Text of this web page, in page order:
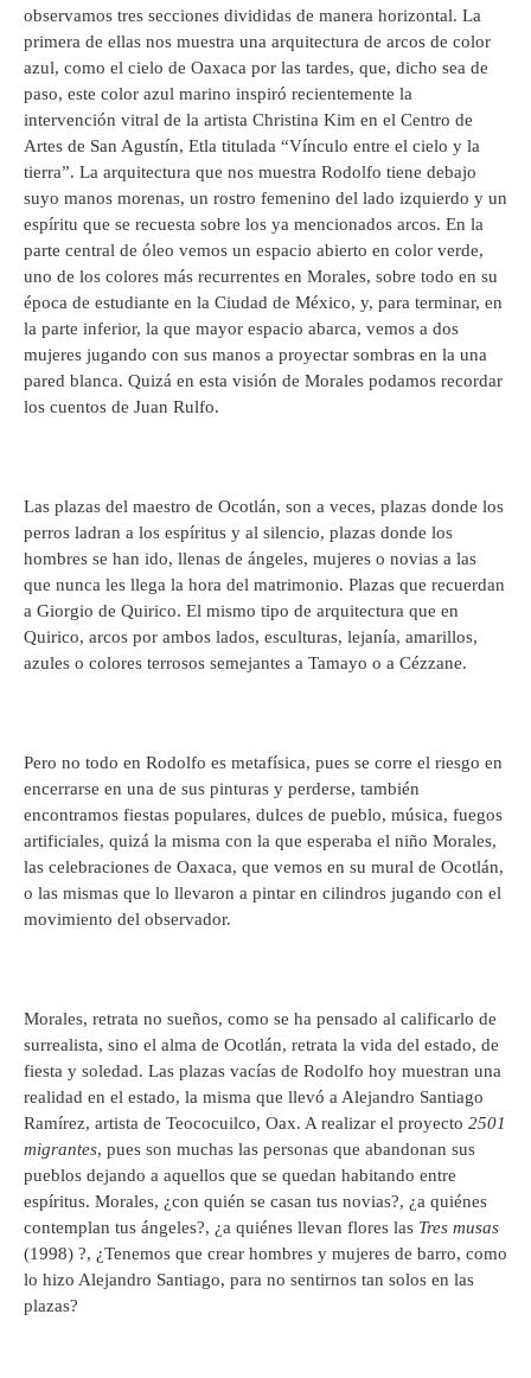
observamos tres secciones divididas de manera horizontal. La
primera de ellas nos muestra una arquitectura de arcos de color
azul, como el cielo de Oaxaca por las tardes, que, dicho sea de
paso, este color azul marino inspiró recientemente la
intervención vitral de la artista Christina Kim en el Centro de
Artes de San Agustín, Etla titulada “Vínculo entre el cielo y la
tierra”. La arquitectura que nos muestra Rodolfo tiene debajo
suyo manos morenas, un rostro femenino del lado izquierdo y un
espíritu que se recuesta sobre los ya mencionados arcos. En la
parte central de óleo vemos un espacio abierto en color verde,
uno de los colores más recurrentes en Morales, sobre todo en su
época de estudiante en la Ciudad de México, y, para terminar, en
la parte inferior, la que mayor espacio abarca, vemos a dos
mujeres jugando con sus manos a proyectar sombras en la una
pared blanca. Quizá en esta visión de Morales podamos recordar
los cuentos de Juan Rulfo.
Las plazas del maestro de Ocotlán, son a veces, plazas donde los
perros ladran a los espíritus y al silencio, plazas donde los
hombres se han ido, llenas de ángeles, mujeres o novias a las
que nunca les llega la hora del matrimonio. Plazas que recuerdan
a Giorgio de Quirico. El mismo tipo de arquitectura que en
Quirico, arcos por ambos lados, esculturas, lejanía, amarillos,
azules o colores terrosos semejantes a Tamayo o a Cézzane.
Pero no todo en Rodolfo es metafísica, pues se corre el riesgo en
encerrarse en una de sus pinturas y perderse, también
encontramos fiestas populares, dulces de pueblo, música, fuegos
artificiales, quizá la misma con la que esperaba el niño Morales,
las celebraciones de Oaxaca, que vemos en su mural de Ocotlán,
o las mismas que lo llevaron a pintar en cilindros jugando con el
movimiento del observador.
Morales, retrata no sueños, como se ha pensado al calificarlo de
surrealista, sino el alma de Ocotlán, retrata la vida del estado, de
fiesta y soledad. Las plazas vacías de Rodolfo hoy muestran una
realidad en el estado, la misma que llevó a Alejandro Santiago
Ramírez, artista de Teococuilco, Oax. A realizar el proyecto 2501
migrantes, pues son muchas las personas que abandonan sus
pueblos dejando a aquellos que se quedan habitando entre
espíritus. Morales, ¿con quién se casan tus novias?, ¿a quiénes
contemplan tus ángeles?, ¿a quiénes llevan flores las Tres musas
(1998) ?, ¿Tenemos que crear hombres y mujeres de barro, como
lo hizo Alejandro Santiago, para no sentirnos tan solos en las
plazas?